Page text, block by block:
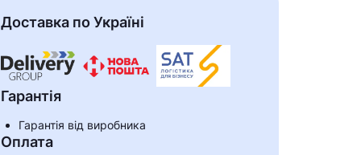
Доставка по Україні
Гарантія
Гарантія від виробника
Оплата